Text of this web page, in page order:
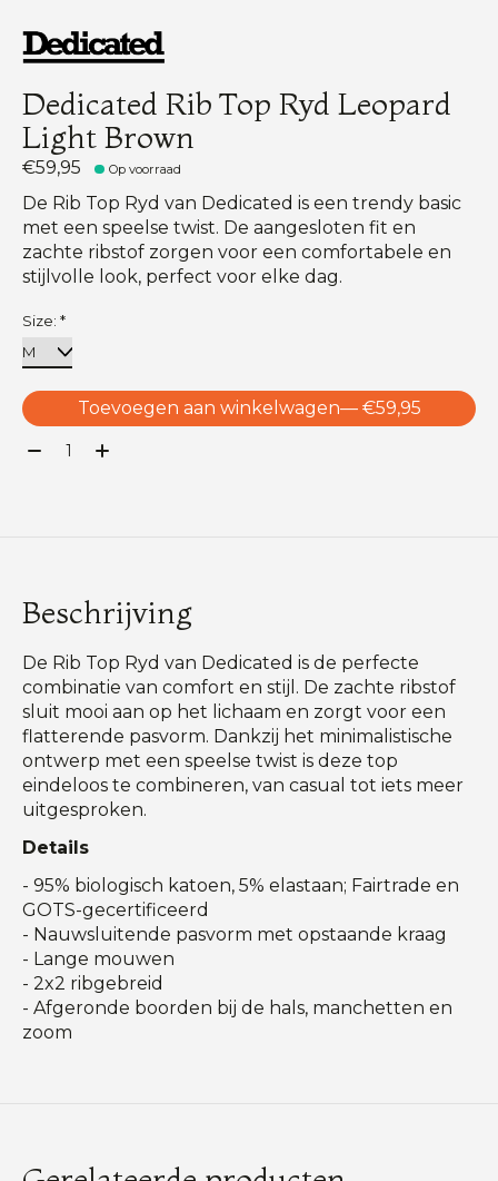
Dedicated Rib Top Ryd Leopard
Light Brown
€59,95 Op voorraad
De Rib Top Ryd van Dedicated is een trendy basic
met een speelse twist. De aangesloten fit en
zachte ribstof zorgen voor een comfortabele en
stijlvolle look, perfect voor elke dag.
Size: *
Toevoegen aan winkelwagen
— €59,95
Aantal:
Beschrijving
De Rib Top Ryd van Dedicated is de perfecte
combinatie van comfort en stijl. De zachte ribstof
sluit mooi aan op het lichaam en zorgt voor een
flatterende pasvorm. Dankzij het minimalistische
ontwerp met een speelse twist is deze top
eindeloos te combineren, van casual tot iets meer
uitgesproken.
Details
- 95% biologisch katoen, 5% elastaan; Fairtrade en
GOTS-gecertificeerd
- Nauwsluitende pasvorm met opstaande kraag
- Lange mouwen
- 2x2 ribgebreid
- Afgeronde boorden bij de hals, manchetten en
zoom